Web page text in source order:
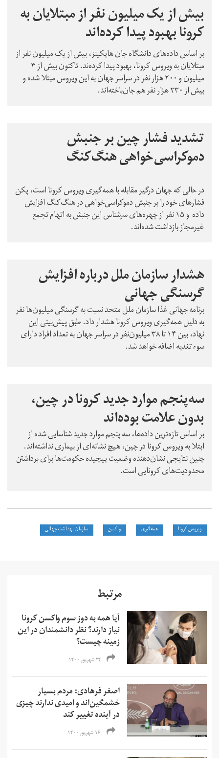
بیش از یک میلیون نفر از مبتلایان به
کرونا بهبود پیدا کرده‌اند
بر اساس داده‌های دانشگاه جان هاپکینز، بیش از یک میلیون نفر از
مبتلایان به ویروس کرونا، بهبود پیدا کرده‌ند. تاکنون بیش از ۳
میلیون و ۲۰۰ هزار نفر در سراسر جهان به این ویروس مبتلا شده و
بیش از ۲۳۰ هزار نفر هم جان‌باخته‌اند.
تشدید فشار چین بر جنبش
دموکراسی‌خواهی هنگ‌کنگ
در حالی که جهان درگیر مقابله با همه‌گیری ویروس کرونا است، پکن
فشارهای خود را بر جنبش دموکراسی‌خواهی در هنگ‌کنگ افزایش
داده و ۱۵ نفر از چهره‌های سرشناس این جنبش به اتهام تجمع
غیرمجاز بازداشت شده‌اند.
هشدار سازمان ملل درباره افزایش
گرسنگی جهانی
برنامه جهانی غذا سازمان ملل متحد نسبت به گرسنگی میلیون‌ها نفر
به دلیل همه‌گیری ویروس کرونا هشدار داد. طبق پیش‌بینی این
نهاد، بین ۱۴ تا ۳۸ میلیون‌نفر در سراسر جهان به تعداد افراد دارای
سوء تغذیه اضافه خواهد شد.
سه‌پنجم موارد جدید کرونا در چین،
بدون علامت بوده‌اند
بر اساس تازه‌ترین داده‌ها، سه پنجم موارد جدید شناسایی شده از
ابتلا به ویروس کرونا در چین، هیچ نشانه‌ای از بیماری نداشته‌اند.
چنین نتایجی نشان‌دهنده وضعیت پیچیده حکومت‌ها برای برداشتن
محدودیت‌های کرونایی است.
ویروس کرونا همه‌گیری واکسن سازمان بهداشت جهانی
مرتبط
آیا همه به دوز سوم واکسن کرونا
نیاز دارند؟ نظر دانشمندان در این
زمینه چیست؟
۲۴ شهریور ۱۴۰۰
اصغر فرهادی: مردم بسیار
خشمگین‌‌اند و امیدی ندارند چیزی
در آینده تغییر کند
۱۶ شهریور ۱۴۰۰